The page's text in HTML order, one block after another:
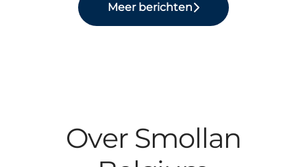
Meer berichten
Over Smollan